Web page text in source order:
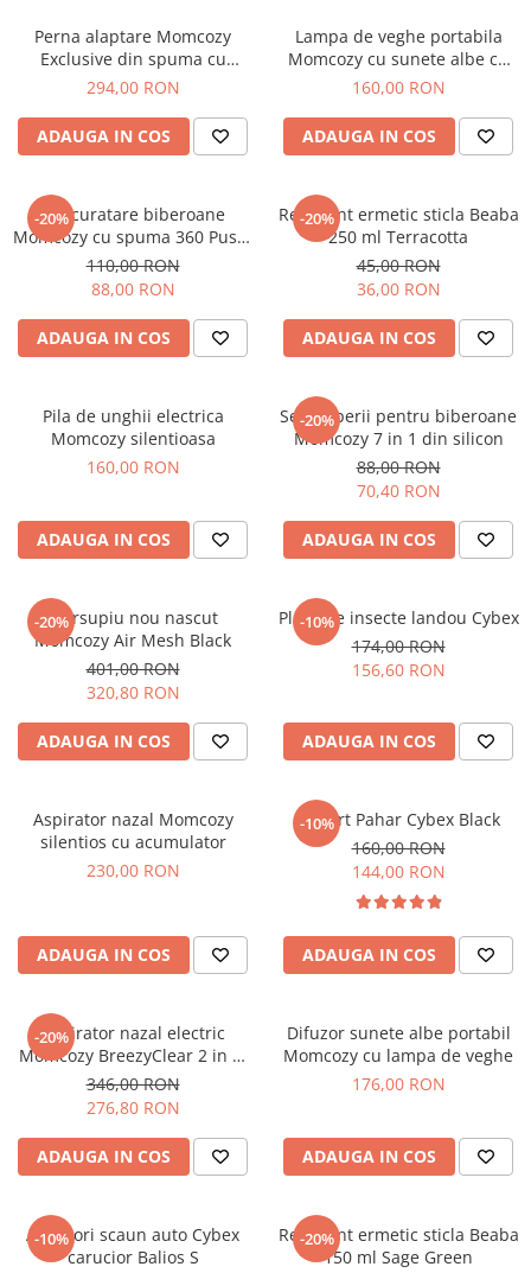
Jucarii educative
Figurine jucarii mici
Jucarii interactive
Jocuri de societate
Perna alaptare Momcozy
Exclusive din spuma cu
memorie Grey
294,00 RON
ADAUGA IN COS
Lampa de veghe portabila
Momcozy cu sunete albe cu
acumulator si temporizator
160,00 RON
ADAUGA IN COS
-20%
Set curatare biberoane
Momcozy cu spuma 360 Push-
Press Green
110,00 RON
88,00 RON
ADAUGA IN COS
-20%
Recipient ermetic sticla Beaba
250 ml Terracotta
45,00 RON
36,00 RON
ADAUGA IN COS
Pila de unghii electrica
Momcozy silentioasa
160,00 RON
ADAUGA IN COS
-20%
Set de perii pentru biberoane
Momcozy 7 in 1 din silicon
88,00 RON
70,40 RON
ADAUGA IN COS
-20%
Marsupiu nou nascut
Momcozy Air Mesh Black
401,00 RON
320,80 RON
ADAUGA IN COS
-10%
Plasa de insecte landou Cybex
174,00 RON
156,60 RON
ADAUGA IN COS
Aspirator nazal Momcozy
silentios cu acumulator
230,00 RON
ADAUGA IN COS
-10%
Suport Pahar Cybex Black
160,00 RON
144,00 RON
ADAUGA IN COS
-20%
Aspirator nazal electric
Momcozy BreezyClear 2 in 1,
spray si aspirare
346,00 RON
276,80 RON
ADAUGA IN COS
Difuzor sunete albe portabil
Momcozy cu lampa de veghe
176,00 RON
ADAUGA IN COS
-10%
Adaptori scaun auto Cybex
carucior Balios S
-20%
Recipient ermetic sticla Beaba
150 ml Sage Green